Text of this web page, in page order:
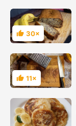
Hodnocení
30×
Hodnocení
11×